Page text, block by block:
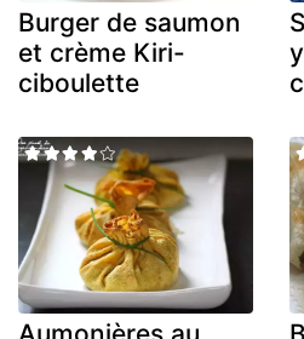
Burger de saumon
et crème Kiri-
ciboulette